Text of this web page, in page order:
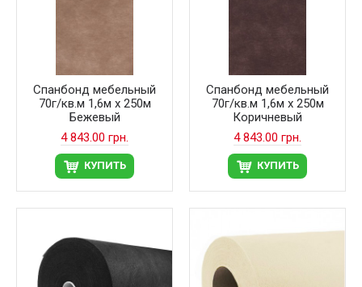
Спанбонд мебельный
70г/кв.м 1,6м х 250м
Бежевый
4 843.00 грн.
КУПИТЬ
Спанбонд мебельный
70г/кв.м 1,6м х 250м
Коричневый
4 843.00 грн.
КУПИТЬ